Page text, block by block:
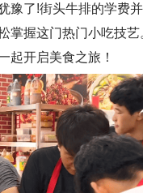
了!街头牛排的学费并
掌握这门热门小吃技
起开启美食之旅！